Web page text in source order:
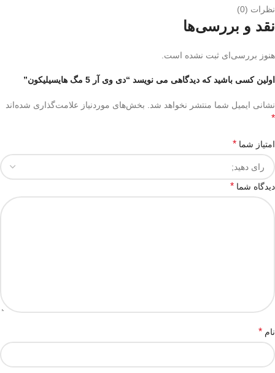
نظرات (0)
نقد و بررسی‌ها
هنوز بررسی‌ای ثبت نشده است.
اولین کسی باشید که دیدگاهی می نویسد “دی وی آر 5 مگ هایسیلیکون”
نشانی ایمیل شما منتشر نخواهد شد. بخش‌های موردنیاز علامت‌گذاری شده‌اند
*
امتیاز شما *
دیدگاه شما *
نام *